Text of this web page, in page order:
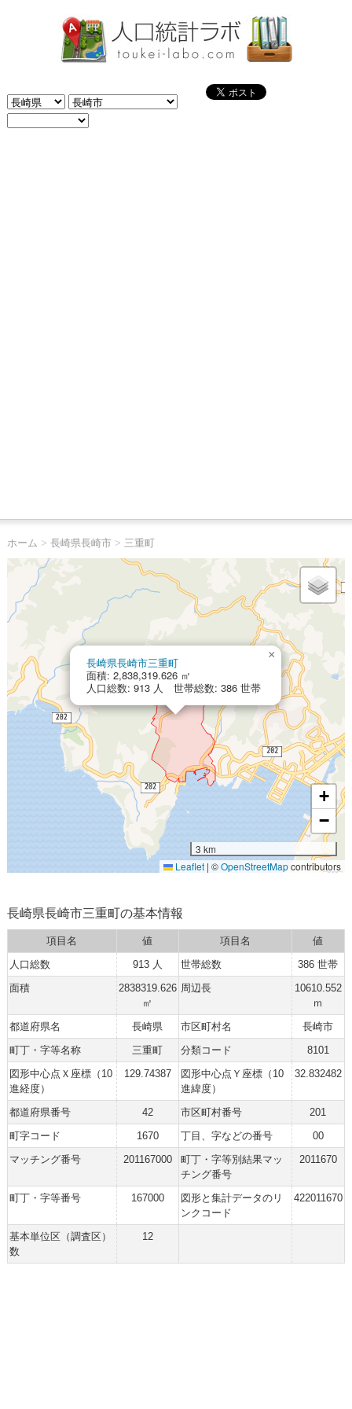
ホーム > 長崎県長崎市> 三重町
長崎県長崎市三重町
面積: 2,838,319.626 ㎡
人口総数: 913 人 世帯総数: 386 世帯
×
+
−
3 km
Leaflet | ©OpenStreetMapcontributors
長崎県長崎市三重町の基本情報
項目名 値 項目名
値
人口総数
913 人 世帯総数
386 世帯
面積
2838319.626
㎡
周辺長
10610.552
ｍ
都道府県名
長崎県 市区町村名
長崎市
町丁・字等名称
三重町 分類コード
8101
図形中心点Ｘ座標（10
進経度）
129.74387
図形中心点Ｙ座標（10
進緯度）
32.832482
都道府県番号 42 市区町村番号
201
町字コード
1670 丁目、字などの番号
00
マッチング番号
201167000
町丁・字等別結果マッ
チング番号
2011670
町丁・字等番号 167000
図形と集計データのリ
ンクコード
422011670
基本単位区（調査区）
数
12